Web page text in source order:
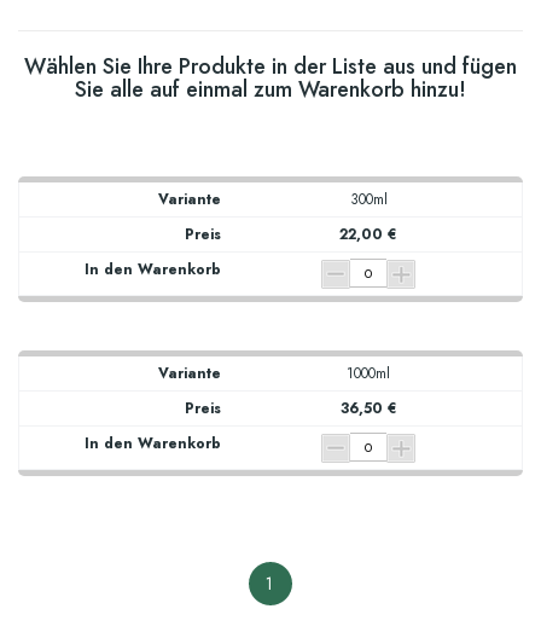
Wählen Sie Ihre Produkte in der Liste aus und fügen
Sie alle auf einmal zum Warenkorb hinzu!
300ml
22,00 €
1000ml
36,50 €
1